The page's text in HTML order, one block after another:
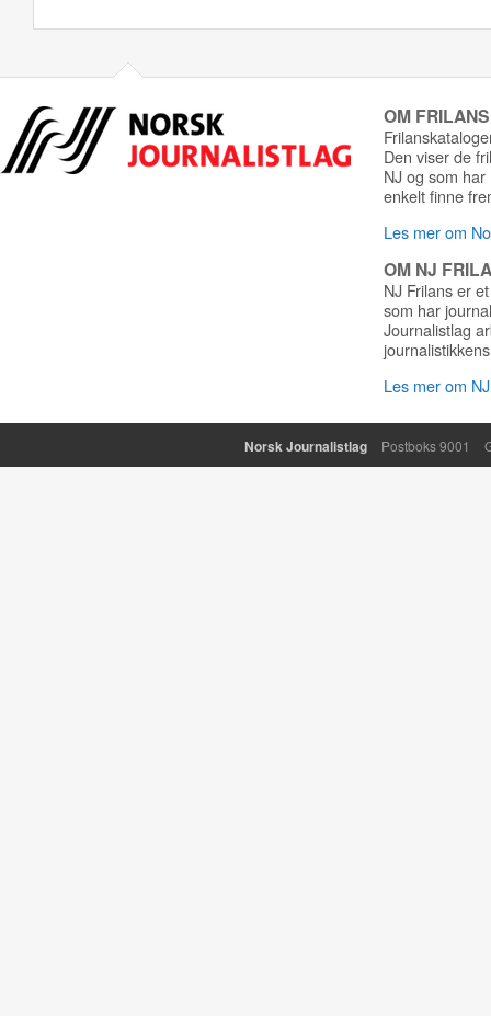
OM
Den viser de
NJ og som
enkelt finne
Les mer om
OM NJ
NJ Frilans er
som har
Journalistlag
Les mer om
Norsk Journalistlag Postboks 9001